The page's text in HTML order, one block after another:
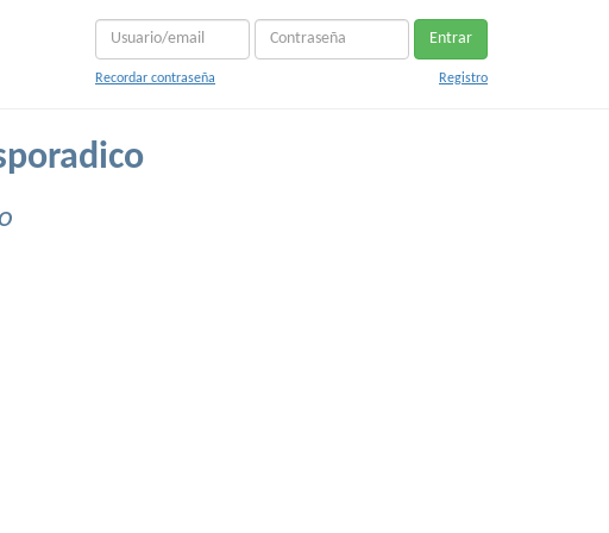
Entrar
Recordar contraseña Registro